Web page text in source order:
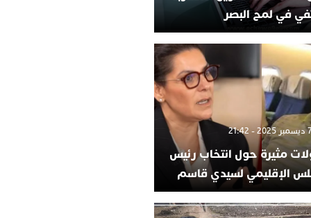
في لمح البصر
مثيرة حول انتخاب رئيس
الإقليمي لسيدي قاسم